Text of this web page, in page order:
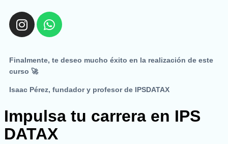
I
n
t
a
r
m
W
h
t
s
p
Finalmente, te deseo mucho éxito en la realización de este
curso 🚀
Isaac Pérez, fundador y profesor de IPSDATAX
Impulsa tu carrera en IPS
DATAX